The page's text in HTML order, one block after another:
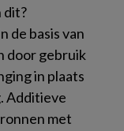
dit?
de basis van
door gebruik
in plaats
Additieve
met